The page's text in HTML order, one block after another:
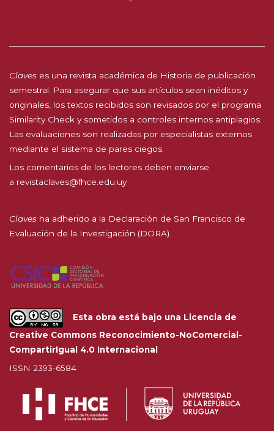
Claves es una revista académica de Historia de publicación
semestral. Para asegurar que sus artículos sean inéditos y
originales, los textos recibidos son revisados por el programa
Similarity Check y sometidos a controles internos antiplagios.
Las evaluaciones son realizadas por especialistas externos
mediante el sistema de pares ciegos.
Los comentarios de los lectores deben enviarse
a revistaclaves@fhce.edu.uy
Claves ha adherido a la Declaración de San Francisco de
Evaluación de la Investigación (DORA).
Esta obra está bajo una Licencia de
Creative Commons Reconocimiento-NoComercial-
CompartirIgual 4.0 Internacional
ISSN 2393-6584